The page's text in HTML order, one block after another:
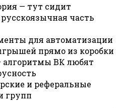
— тут сидит
часть
для автоматизации
прямо из коробки
ВК любят
и реферальные
групп